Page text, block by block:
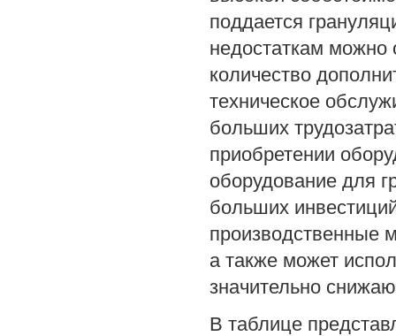
поддается
недостаткам можно
количество
техническое
больших
приобретении
оборудование для
больших
производственные
а также может
значительно
В таблице